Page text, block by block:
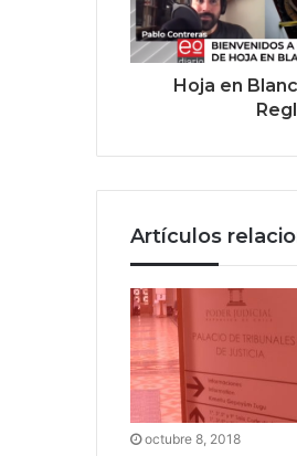
Hoja en
Artículos
octubre 8, 2018